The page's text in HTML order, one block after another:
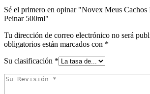
Sé el primero en opinar "Novex Meus Cachos
Peinar 500ml"
Tu dirección de correo electrónico no será
obligatorios están marcados con *
Su clasificación *